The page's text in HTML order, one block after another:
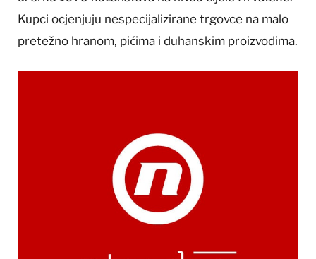
Kupci ocjenjuju nespecijalizirane trgovce na malo
pretežno hranom, pićima i duhanskim proizvodima.